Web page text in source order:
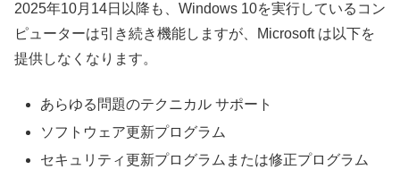
2025年10月14日以降も、Windows 10を実行しているコン
ピューターは引き続き機能しますが、Microsoft は以下を
提供しなくなります。
あらゆる問題のテクニカル サポート
ソフトウェア更新プログラム
セキュリティ更新プログラムまたは修正プログラム